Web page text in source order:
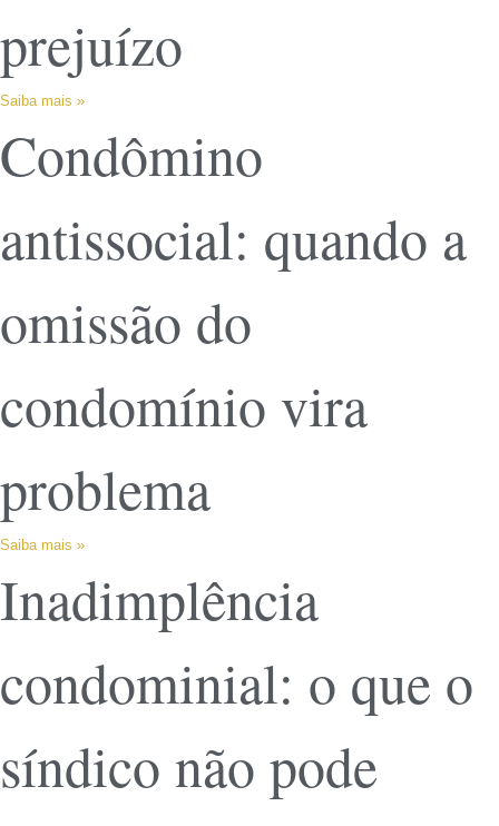
prejuízo
Saiba mais »
Condômino
antissocial: quando a
omissão do
condomínio vira
problema
Saiba mais »
Inadimplência
condominial: o que o
síndico não pode